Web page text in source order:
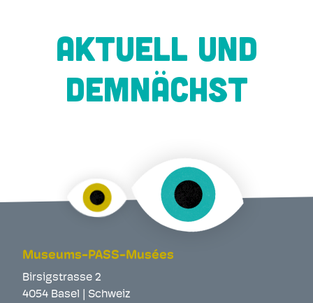
AKTUELL UND
DEMNÄCHST
Museums-PASS-Musées
Birsigstrasse 2
4054 Basel | Schweiz